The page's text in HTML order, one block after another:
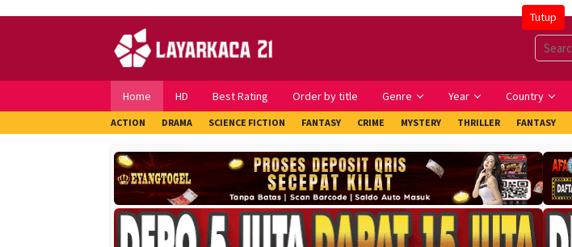
Tutup
Home HD Best Rating Order by title Genre Year Country
ACTION DRAMA SCIENCE FICTION FANTASY CRIME MYSTERY THRILLER FANTASY